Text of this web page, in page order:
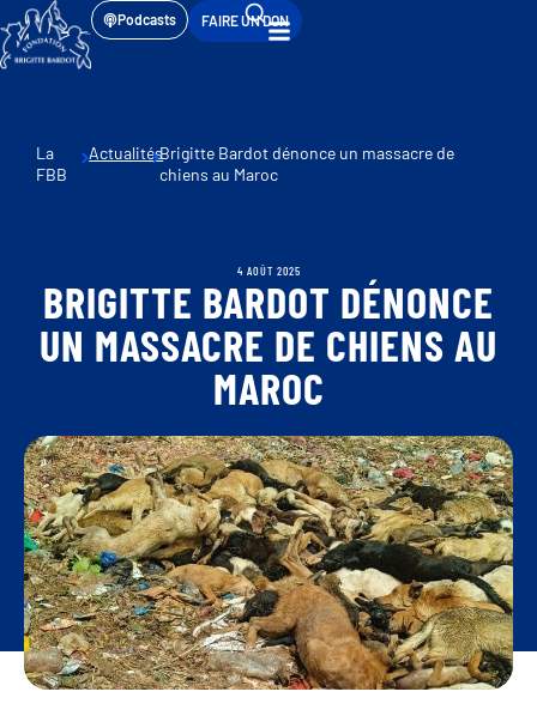
Podcasts FAIRE UN DON
La
FBB
ActualitésBrigitte Bardot dénonce un massacre de
chiens au Maroc
4 AOÛT 2025
BRIGITTE BARDOT DÉNONCE
UN MASSACRE DE CHIENS AU
MAROC